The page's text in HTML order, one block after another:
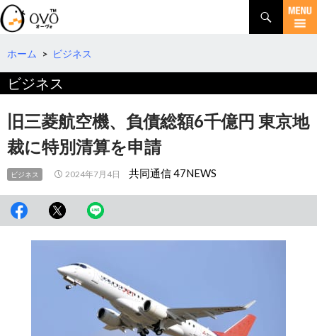
検
索
コ
テ
へ
移
動
ホーム > ビジネス
ビジネス
旧三菱航空機、負債総額6千億円 東京地
裁に特別清算を申請
ビジネス 2024年7月4日 共同通信 47NEWS